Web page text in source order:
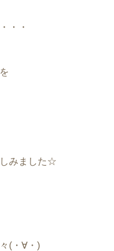
・・
みました☆
(・∀・)